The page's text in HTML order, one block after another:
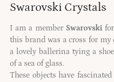
Swarovski Crystals
I am a member Swarovskifor
this brand was a cross for
a lovely ballerina tying a
of a sea of ​​glass.
These objects have